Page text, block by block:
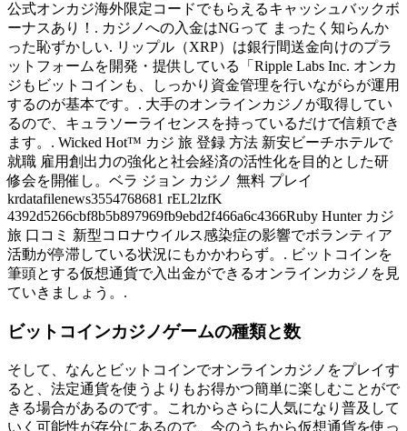
公式オンカジ海外限定コードでもらえるキャッシュバックボ
ーナスあり！. カジノへの入金はNGって まったく知らんか
った恥ずかしい. リップル（XRP）は銀行間送金向けのプラ
ットフォームを開発・提供している「Ripple Labs Inc. オンカ
ジもビットコインも、しっかり資金管理を行いながらが運用
するのが基本です。. 大手のオンラインカジノが取得してい
るので、キュラソーライセンスを持っているだけで信頼でき
ます。. Wicked Hot™ カジ 旅 登録 方法 新安ビーチホテルで
就職 雇用創出力の強化と社会経済の活性化を目的とした研
修会を開催し。ベラ ジョン カジノ 無料 プレイ
krdatafilenews3554768681 rEL2lzfK
4392d5266cbf8b5b897969fb9ebd2f466a6c4366Ruby Hunter カジ
旅 口コミ 新型コロナウイルス感染症の影響でボランティア
活動が停滞している状況にもかかわらず。. ビットコインを
筆頭とする仮想通貨で入出金ができるオンラインカジノを見
ていきましょう。.
ビットコインカジノゲームの種類と数
そして、なんとビットコインでオンラインカジノをプレイす
ると、法定通貨を使うよりもお得かつ簡単に楽しむことがで
きる場合があるのです。これからさらに人気になり普及して
いく可能性が存分にあるので、今のうちから仮想通貨を使っ